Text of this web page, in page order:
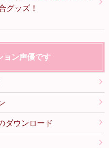
グッズ！
ョン声優です
ダウンロード